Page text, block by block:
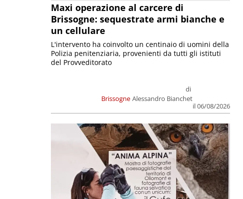
Maxi operazione al carcere di
Brissogne: sequestrate armi bianche e
un cellulare
Brissogne
di
Alessandro Bianchet
il 06/08/2026
L'intervento ha coinvolto un centinaio di uomini della
Polizia penitenziaria, provenienti da tutti gli istituti
del Provveditorato